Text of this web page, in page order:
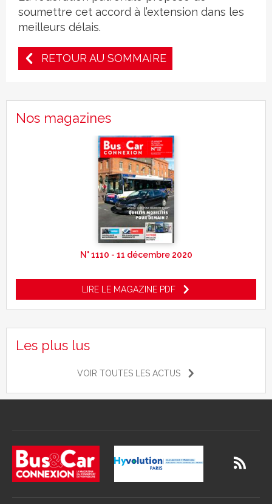
soumettre cet accord à l’extension dans les
meilleurs délais.
RETOUR AU SOMMAIRE
Nos magazines
N° 1110 - 11 décembre 2020
LIRE LE MAGAZINE PDF
Les plus lus
VOIR TOUTES LES ACTUS